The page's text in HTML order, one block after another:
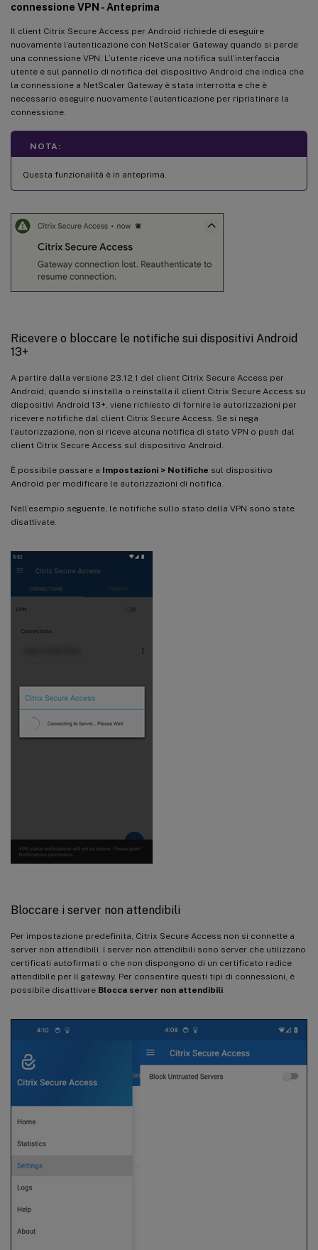
connessione VPN - Anteprima
Il client Citrix Secure Access per Android richiede di eseguire
nuovamente l’autenticazione con NetScaler Gateway quando si perde
una connessione VPN. L’utente riceve una notifica sull’interfaccia
utente e sul pannello di notifica del dispositivo Android che indica che
la connessione a NetScaler Gateway è stata interrotta e che è
necessario eseguire nuovamente l’autenticazione per ripristinare la
connessione.
NOTA:
Questa funzionalità è in anteprima.
Ricevere o bloccare le notifiche sui dispositivi Android
13+
A partire dalla versione 23.12.1 del client Citrix Secure Access per
Android, quando si installa o reinstalla il client Citrix Secure Access su
dispositivi Android 13+, viene richiesto di fornire le autorizzazioni per
ricevere notifiche dal client Citrix Secure Access. Se si nega
l’autorizzazione, non si riceve alcuna notifica di stato VPN o push dal
client Citrix Secure Access sul dispositivo Android.
È possibile passare a Impostazioni > Notifiche sul dispositivo
Android per modificare le autorizzazioni di notifica.
Nell’esempio seguente, le notifiche sullo stato della VPN sono state
disattivate.
Bloccare i server non attendibili
Per impostazione predefinita, Citrix Secure Access non si connette a
server non attendibili. I server non attendibili sono server che utilizzano
certificati autofirmati o che non dispongono di un certificato radice
attendibile per il gateway. Per consentire questi tipi di connessioni, è
possibile disattivare Blocca server non attendibili